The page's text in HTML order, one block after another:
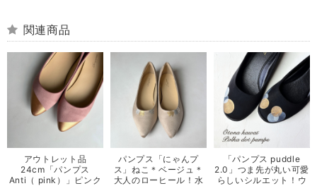
関連商品
アウトレット品
24cm「パンプス
Anti（ pink）」ピンク
パンプス「にゃんプ
ス」ねこ＊ベージュ＊
大人のローヒール！水
「パンプス puddle
2.0」つま先が丸い可愛
らしいシルエット！ウ